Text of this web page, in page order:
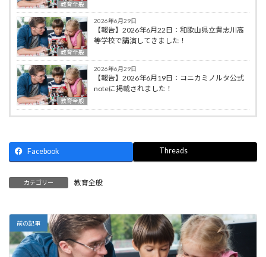
教育全般
教育全般
2026年6月29日
【報告】2026年6月22日：和歌山県立貴志川高
等学校で講演してきました！
教育全般
2026年6月29日
【報告】2026年6月19日：コニカミノルタ公式
noteに掲載されました！
Facebook Threads
カテゴリー 教育全般
前の記事